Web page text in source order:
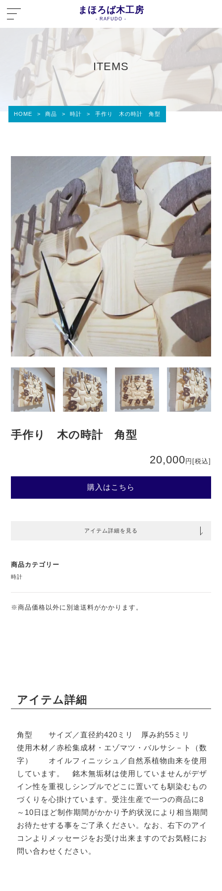
まほろば木工房
- RAFUDO -
ITEMS
HOME > 商品 > 時計 > 手作り 木の時計 角型
手作り 木の時計 角型
20,000 円 [税込]
購入はこちら
アイテム詳細を見る
商品カテゴリー
時計
※商品価格以外に別途送料がかかります。
アイテム詳細
角型 サイズ／直径約420ミリ 厚み約55ミリ
使用木材／赤松集成材・エゾマツ・バルサシ－ト（数
字） オイルフィニッシュ／自然系植物由来を使用
しています。 銘木無垢材は使用していませんがデザ
イン性を重視しシンプルでどこに置いても馴染むもの
づくりを心掛けています。受注生産で一つの商品に8
～10日ほど制作期間がかかり予約状況により相当期間
お待たせする事をご了承ください。なお、右下のアイ
コンよりメッセージをお受け出来ますのでお気軽にお
問い合わせください。